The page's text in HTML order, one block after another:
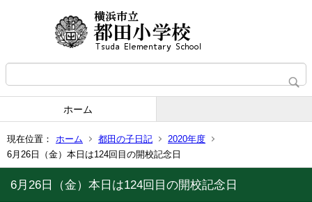
ホーム
現在位置： ホーム 都田の子日記
2020年度
6月26日（金）本日は124回目の開校記念日
6月26日（金）本日は124回目の開校記念日